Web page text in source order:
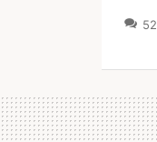
52